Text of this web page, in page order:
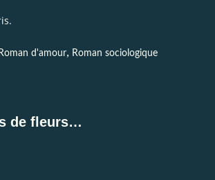
Roman d'amour, Roman sociologique
de fleurs…